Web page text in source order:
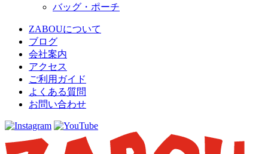
バッグ・ポーチ
ZABOUについて
ブログ
会社案内
アクセス
ご利用ガイド
よくある質問
お問い合わせ